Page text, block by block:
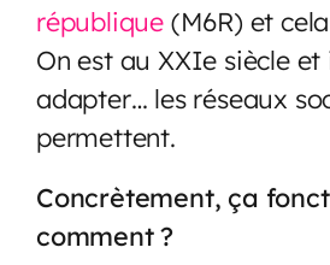
république (M6R) et
On est au XXIe siècle et
adapter… les réseaux
permettent.
Concrètement, ça
comment ?